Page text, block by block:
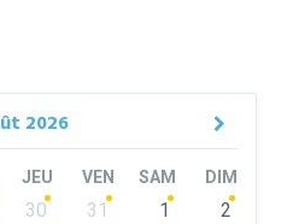
2026
JEU VEN SAM DIM
30 31 1
2